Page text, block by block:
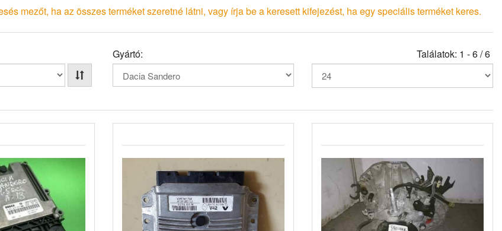
mezőt, ha az összes terméket szeretné látni, vagy írja be a keresett kifejezést, ha egy speciális terméket keres.
Gyártó: Találatok: 1 - 6 / 6